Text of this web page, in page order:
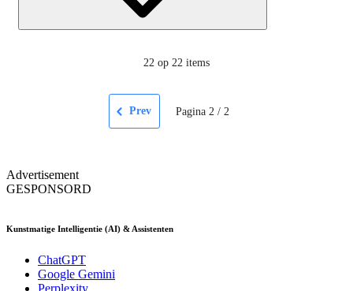
22 op 22 items
Prev Pagina 2/ 2
Advertisement
GESPONSORD
Kunstmatige Intelligentie (AI) & Assistenten
ChatGPT
Google Gemini